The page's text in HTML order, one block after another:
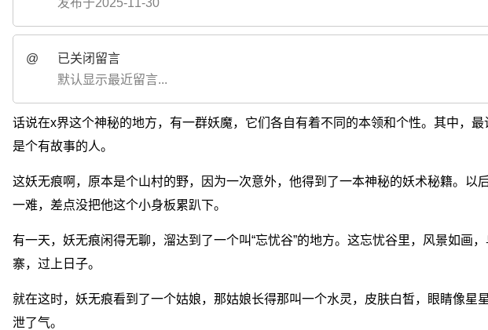
发布于2025-11-30
@
已关闭留言
默认显示最近留言...
话说在x界这个神秘的地方，有一群妖魔，它们各自有着不同的本领和个性。其中，
是个有故事的人。
这妖无痕啊，原本是个山村的野，因为一次意外，他得到了一本神秘的妖术秘籍。
一难，差点没把他这个小身板累趴下。
有一天，妖无痕闲得无聊，溜达到了一个叫“忘忧谷”的地方。这忘忧谷里，风景如
寨，过上日子。
就在这时，妖无痕看到了一个姑娘，那姑娘长得那叫一个水灵，皮肤白皙，眼睛像
泄了气。